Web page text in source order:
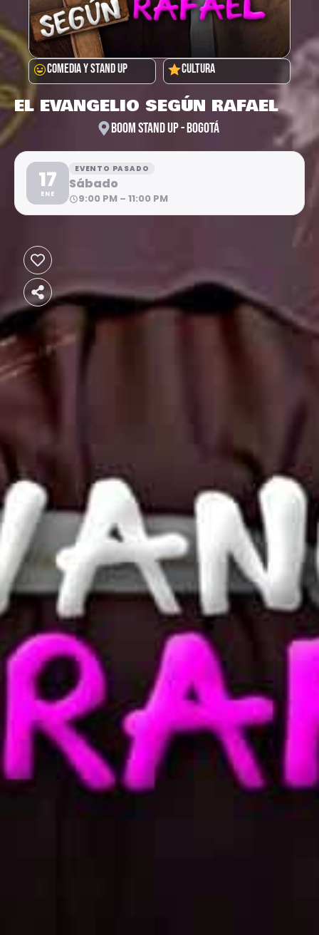
COMEDIA Y STAND UP CULTURA
EL EVANGELIO SEGÚN RAFAEL
BOOM STAND UP - BOGOTÁ
17
ENE
EVENTO PASADO
Sábado
9:00 PM – 11:00 PM